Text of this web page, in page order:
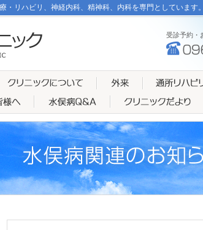
リハビリ、神経内科、精神科、内科を専門としています。
受診予約・